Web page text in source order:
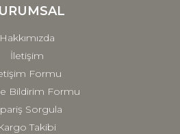
daha pahalı.
Gönder
Hakkımızda
İletişim
Formu
Bildirim Formu
Sorgula
Takibi